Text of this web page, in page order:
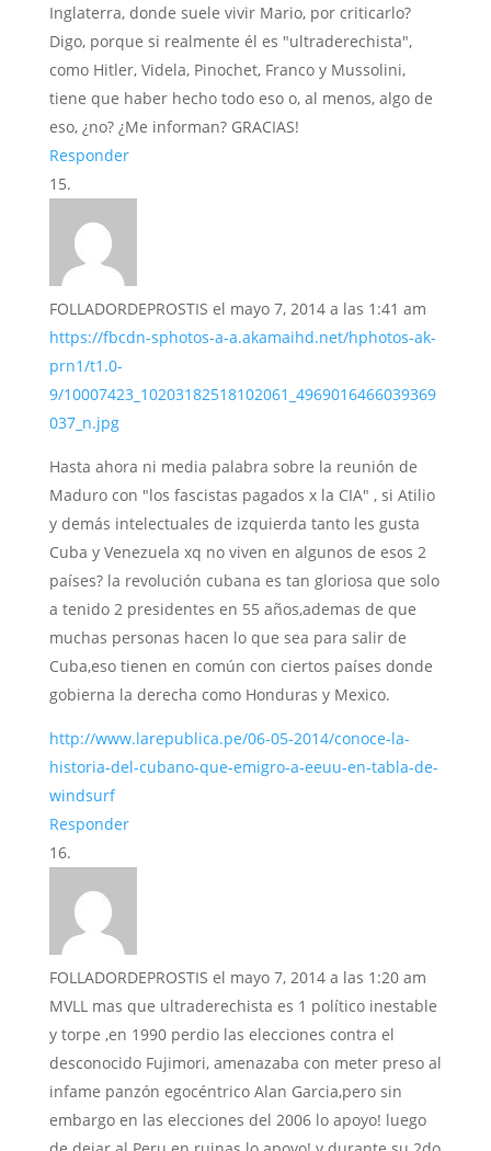
Inglaterra, donde suele vivir Mario, por criticarlo?
Digo, porque si realmente él es "ultraderechista",
como Hitler, Videla, Pinochet, Franco y Mussolini,
tiene que haber hecho todo eso o, al menos, algo de
eso, ¿no? ¿Me informan? GRACIAS!
Responder
FOLLADORDEPROSTIS el mayo 7, 2014 a las 1:41 am
https://fbcdn-sphotos-a-a.akamaihd.net/hphotos-ak-
prn1/t1.0-
9/10007423_10203182518102061_4969016466039369
037_n.jpg
Hasta ahora ni media palabra sobre la reunión de
Maduro con "los fascistas pagados x la CIA" , si Atilio
y demás intelectuales de izquierda tanto les gusta
Cuba y Venezuela xq no viven en algunos de esos 2
países? la revolución cubana es tan gloriosa que solo
a tenido 2 presidentes en 55 años,ademas de que
muchas personas hacen lo que sea para salir de
Cuba,eso tienen en común con ciertos países donde
gobierna la derecha como Honduras y Mexico.
http://www.larepublica.pe/06-05-2014/conoce-la-
historia-del-cubano-que-emigro-a-eeuu-en-tabla-de-
windsurf
Responder
FOLLADORDEPROSTIS el mayo 7, 2014 a las 1:20 am
MVLL mas que ultraderechista es 1 político inestable
y torpe ,en 1990 perdio las elecciones contra el
desconocido Fujimori, amenazaba con meter preso al
infame panzón egocéntrico Alan Garcia,pero sin
embargo en las elecciones del 2006 lo apoyo! luego